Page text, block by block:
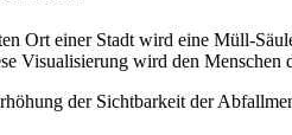
Ort einer Stadt wird eine Müll-
Visualisierung wird den
der Sichtbarkeit der